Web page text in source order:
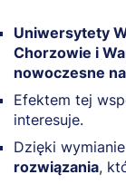
Uniwersytety
Chorzowie i
nowoczesne
Efektem tej
interesuje.
Dzięki
rozwiązania,